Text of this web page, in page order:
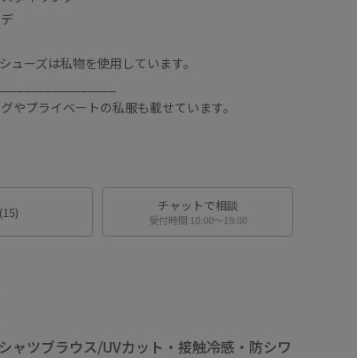
ーズは私物を使用しています。
やプライベートの私服も載せています。
(15) チャットで相談
受付時間 10:00〜19:00
ャツブラウス/UVカット・接触冷感・防シワ